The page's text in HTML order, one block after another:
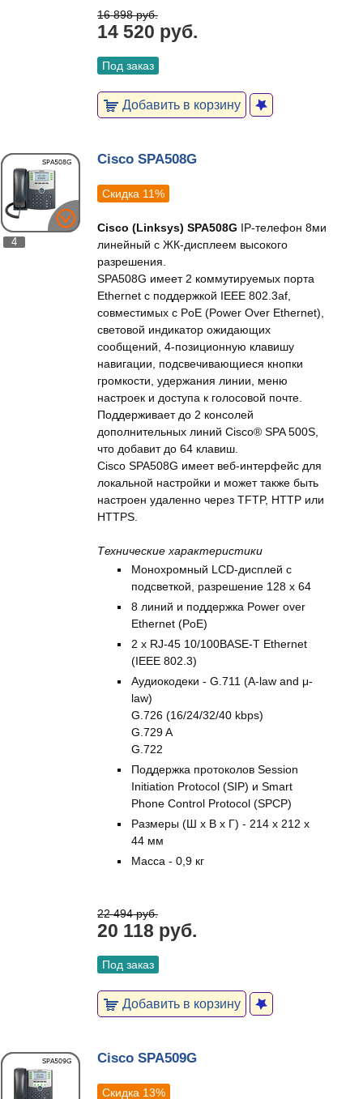
16 898 руб.
14 520 руб.
Под заказ
Добавить в корзину
4
Cisco SPA508G
Скидка 11%
Cisco (Linksys) SPA508G IP-телефон 8ми
линейный с ЖК-дисплеем высокого
разрешения.
SPA508G имеет 2 коммутируемых порта
Ethernet с поддержкой IEEE 802.3af,
совместимых с PoE (Power Over Ethernet),
световой индикатор ожидающих
сообщений, 4-позиционную клавишу
навигации, подсвечивающиеся кнопки
громкости, удержания линии, меню
настроек и доступа к голосовой почте.
Поддерживает до 2 консолей
дополнительных линий Cisco® SPA 500S,
что добавит до 64 клавиш.
Cisco SPA508G имеет веб-интерфейс для
локальной настройки и может также быть
настроен удаленно через TFTP, HTTP или
HTTPS.
Технические характеристики
Монохромный LCD-дисплей с
подсветкой, разрешение 128 x 64
8 линий и поддержка Power over
Ethernet (PoE)
2 x RJ-45 10/100BASE-T Ethernet
(IEEE 802.3)
Аудиокодеки - G.711 (A-law and μ-
law)
G.726 (16/24/32/40 kbps)
G.729 A
G.722
Поддержка протоколов Session
Initiation Protocol (SIP) и Smart
Phone Control Protocol (SPCP)
Размеры (Ш х В х Г) - 214 х 212 х
44 мм
Масса - 0,9 кг
22 494 руб.
20 118 руб.
Под заказ
Добавить в корзину
Cisco SPA509G
Скидка 13%